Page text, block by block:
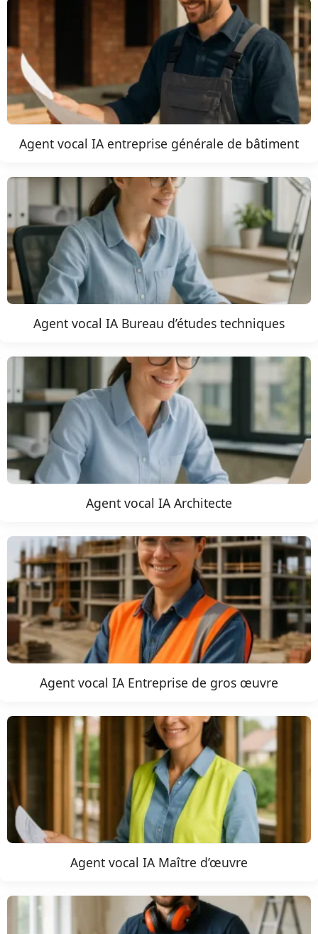
Agent vocal IA entreprise générale de bâtiment
Agent vocal IA Bureau d’études techniques
Agent vocal IA Architecte
Agent vocal IA Entreprise de gros œuvre
Agent vocal IA Maître d’œuvre